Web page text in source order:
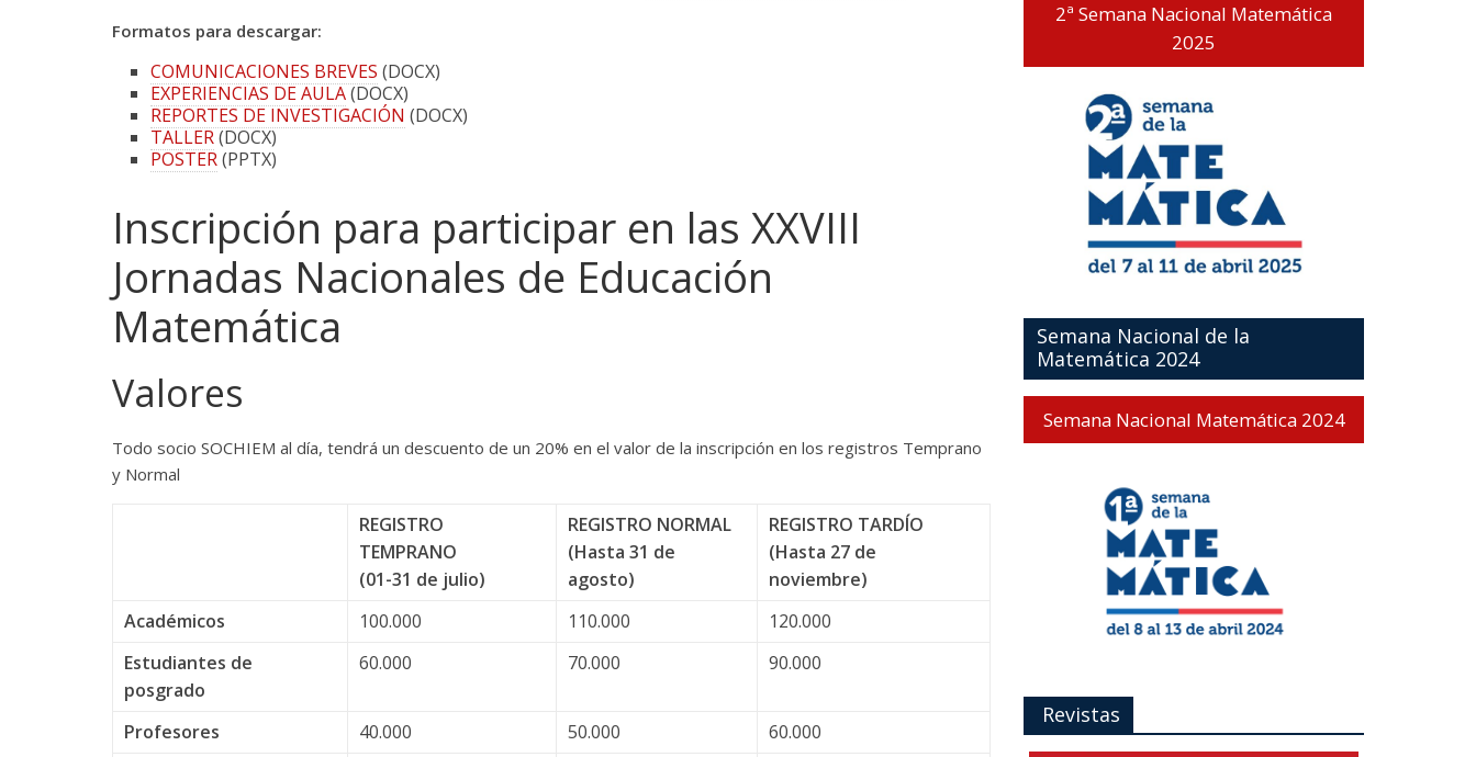
Formatos para descargar:
COMUNICACIONES BREVES (DOCX)
EXPERIENCIAS DE AULA(DOCX)
REPORTES DE INVESTIGACIÓN (DOCX)
TALLER(DOCX)
POSTER(PPTX)
Inscripción para participar en las XXVIII
Jornadas Nacionales de Educación
Matemática
Valores
Todo socio SOCHIEM al día, tendrá un descuento de un 20% en el valor de la inscripción en los registros Temprano
y Normal
REGISTRO
TEMPRANO
(01-31 de julio)
REGISTRO NORMAL
(Hasta 31 de
agosto)
REGISTRO TARDÍO
(Hasta 27 de
noviembre)
Académicos
100.000 110.000
120.000
Estudiantes de
posgrado
60.000 70.000 90.000
Profesores 40.000 50.000
60.000
2ª Semana Nacional Matemática
2025
Semana Nacional de la
Matemática 2024
Semana Nacional Matemática 2024
Revistas